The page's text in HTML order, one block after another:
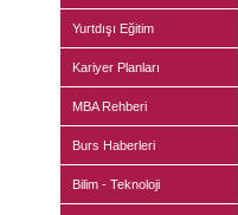
Yurtdışı Eğitim
Kariyer Planları
MBA Rehberi
Burs Haberleri
Bilim - Teknoloji